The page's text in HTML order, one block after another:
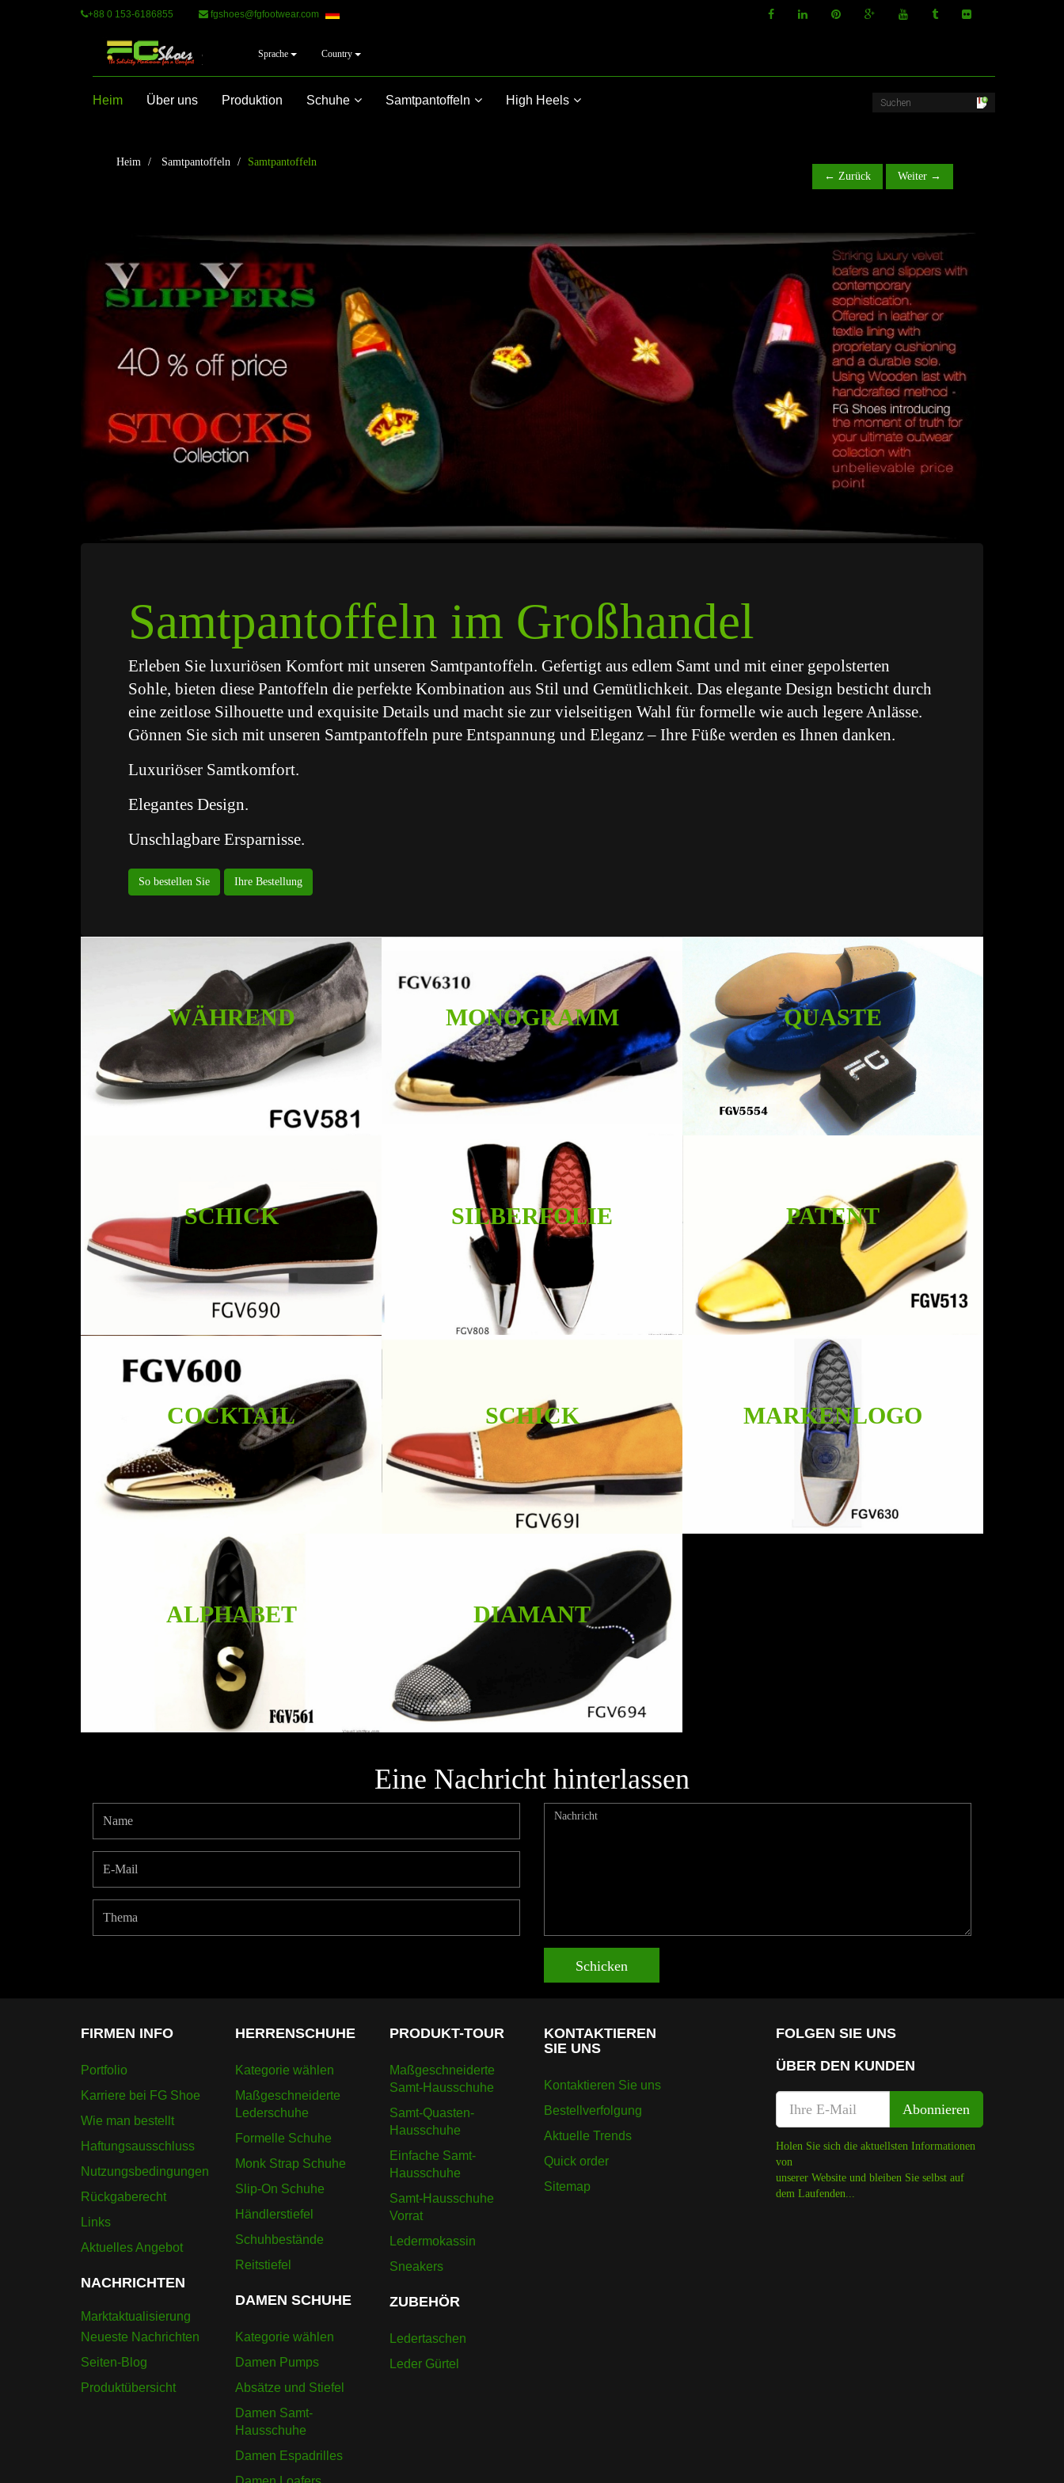
+88 0 153-6186855 fgshoes@fgfootwear.com
Sprache Country
Heim Über uns Produktion Schuhe Samtpantoffeln High Heels
Heim Samtpantoffeln
Samtpantoffeln
← Zurück
Weiter →
Samtpantoffeln im Großhandel
Erleben Sie luxuriösen Komfort mit unseren Samtpantoffeln. Gefertigt aus edlem Samt und mit einer gepolsterten
Sohle, bieten diese Pantoffeln die perfekte Kombination aus Stil und Gemütlichkeit. Das elegante Design besticht durch
eine zeitlose Silhouette und exquisite Details und macht sie zur vielseitigen Wahl für formelle wie auch legere Anlässe.
Gönnen Sie sich mit unseren Samtpantoffeln pure Entspannung und Eleganz – Ihre Füße werden es Ihnen danken.
Luxuriöser Samtkomfort.
Elegantes Design.
Unschlagbare Ersparnisse.
So bestellen Sie Ihre Bestellung
WÄHREND MONOGRAMM QUASTE
SCHICK SILBERFOLIE PATENT
COCKTAIL SCHICK MARKENLOGO
ALPHABET DIAMANT
Eine Nachricht hinterlassen
Schicken
FIRMEN INFO
Portfolio
Karriere bei FG Shoe
Wie man bestellt
Haftungsausschluss
Nutzungsbedingungen
Rückgaberecht
Links
Aktuelles Angebot
NACHRICHTEN
Marktaktualisierung
Neueste Nachrichten
Seiten-Blog
Produktübersicht
HERRENSCHUHE
Kategorie wählen
Maßgeschneiderte
Lederschuhe
Formelle Schuhe
Monk Strap Schuhe
Slip-On Schuhe
Händlerstiefel
Schuhbestände
Reitstiefel
DAMEN SCHUHE
Kategorie wählen
Damen Pumps
Absätze und Stiefel
Damen Samt-
Hausschuhe
Damen Espadrilles
PRODUKT-TOUR
Maßgeschneiderte
Samt-Hausschuhe
Samt-Quasten-
Hausschuhe
Einfache Samt-
Hausschuhe
Samt-Hausschuhe
Vorrat
Ledermokassin
Sneakers
ZUBEHÖR
Ledertaschen
Leder Gürtel
KONTAKTIEREN
SIE UNS
Kontaktieren Sie uns
Bestellverfolgung
Aktuelle Trends
Quick order
Sitemap
FOLGEN SIE UNS
ÜBER DEN KUNDEN
Holen Sie sich die aktuellsten Informationen
von
unserer Website und bleiben Sie selbst auf
dem Laufenden...